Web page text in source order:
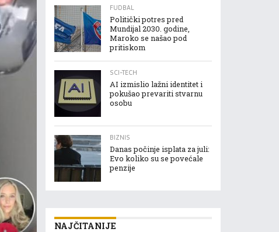
FUDBAL
Politički potres pred
Mundijal 2030. godine,
Maroko se našao pod
pritiskom
SCI-TECH
AI izmislio lažni identitet i
pokušao prevariti stvarnu
osobu
BIZNIS
Danas počinje isplata za juli:
Evo koliko su se povećale
penzije
NAJČITANIJE